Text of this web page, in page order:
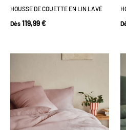
HOUSSE DE COUETTE EN LIN LAVÉ
Dès 119,99 €